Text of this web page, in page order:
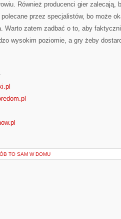
Również producenci gier zalecają,
przez specjalistów, bo może
Warto zatem zadbać o to, aby
wysokim poziomie, a gry żeby
TO SAM W DOMU